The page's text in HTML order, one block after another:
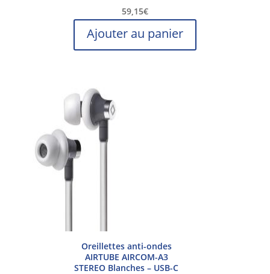
59,15€
Ajouter au panier
Oreillettes anti-ondes
AIRTUBE AIRCOM-A3
STEREO Blanches – USB-C